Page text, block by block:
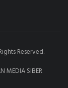
Reserved.
MEDIA SIBER